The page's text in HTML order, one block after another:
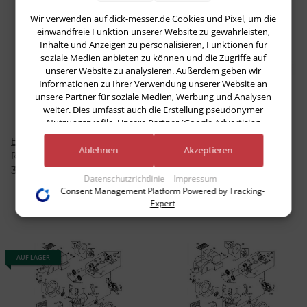
Ersatzklingen 18 mm f.
Rippenzieher (1 Satz = 5
Stk.)
35,70 €*
2148 210 SB von F. Dick
26,10 €*
AUF LAGER
Wir verwenden auf dick-messer.de Cookies und Pixel, um die
einwandfreie Funktion unserer Website zu gewährleisten,
Inhalte und Anzeigen zu personalisieren, Funktionen für
soziale Medien anbieten zu können und die Zugriffe auf
unserer Website zu analysieren. Außerdem geben wir
Informationen zu Ihrer Verwendung unserer Website an
unsere Partner für soziale Medien, Werbung und Analysen
weiter. Dies umfasst auch die Erstellung pseudonymer
Nutzungsprofile. Unsere Partner (Google Advertising
Products) führen diese Informationen möglicherweise mit
weiteren Daten zusammen, die Sie ihnen bereitgestellt haben
im Rahmen Ihrer Nutzung der Dienste gesammelt haben
(bspw. Nutzungsdaten anderer Geräte). Ihre Einwilligung zur
Nutzung von Cookies und Pixeln können Sie jederzeit
widerrufen, indem Sie auf den Datenschutz-Button links
Zwecke der Datenverarbeitung durch unsere Partner:
Speichern von oder Zugriff auf Informationen auf einem Endgerät
Verwendung reduzierter Daten zur Auswahl von Werbeanzeigen
Datenschutzrichtlinie Impressum
Ablehnen Akzeptieren
Consent Management Platform Powered by Tracking-
Expert